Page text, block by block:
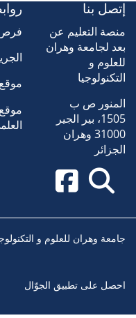
إتصل بنا
منصة التعليم عن
بعد لجامعة وهران
للعلوم و
التكنولوجيا
المنور ص ب
1505، بير الجير
31000 وهران
الجزائر
جامعة وهران للعلوم و
احصل على تطبيق الجوّال